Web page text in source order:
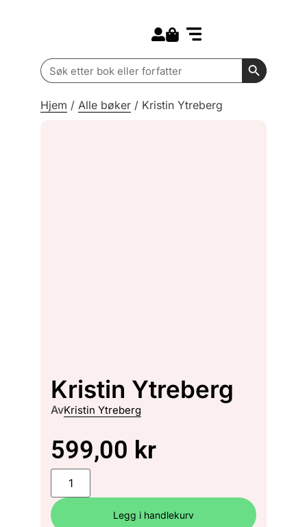
Search
for:
Search
Hjem / Alle bøker / Kristin Ytreberg
Kristin Ytreberg
AvKristin Ytreberg
599,00 kr
Legg i handlekurv